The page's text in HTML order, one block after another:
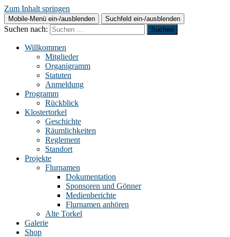
Zum Inhalt springen
Mobile-Menü ein-/ausblenden Suchfeld ein-/ausblenden
Suchen nach:
Willkommen
Mitglieder
Organigramm
Statuten
Anmeldung
Programm
Rückblick
Klostertorkel
Geschichte
Räumlichkeiten
Reglement
Standort
Projekte
Flurnamen
Dokumentation
Sponsoren und Gönner
Medienberichte
Flurnamen anhören
Alte Torkel
Galerie
Shop